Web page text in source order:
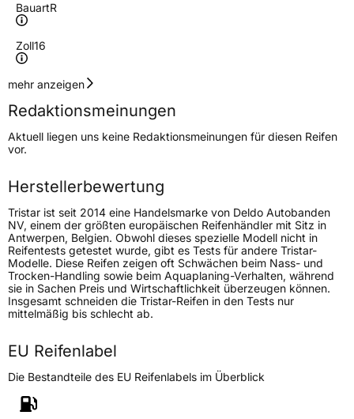
BauartR
Zoll16
Geschwindigkeitsindex
Höchstgeschwindigkeit
240 km/h
Lastindex102
Höchstlast850 kg
Generelle Merkmale
FahrzeugtypPKW
VerwendungGanzjahresreifen
ModellnameAll Season Power
FahrzeugartPKW & SUV
Schlauchtyp
mehr anzeigen
Redaktionsmeinungen
Aktuell liegen uns keine Redaktionsmeinungen für diesen Reifen
vor.
Herstellerbewertung
Tristar ist seit 2014 eine Handelsmarke von Deldo Autobanden
NV, einem der größten europäischen Reifenhändler mit Sitz in
Antwerpen, Belgien. Obwohl dieses spezielle Modell nicht in
Reifentests getestet wurde, gibt es Tests für andere Tristar-
Modelle. Diese Reifen zeigen oft Schwächen beim Nass- und
Trocken-Handling sowie beim Aquaplaning-Verhalten, während
sie in Sachen Preis und Wirtschaftlichkeit überzeugen können.
Insgesamt schneiden die Tristar-Reifen in den Tests nur
mittelmäßig bis schlecht ab.
EU Reifenlabel
Die Bestandteile des EU Reifenlabels im Überblick